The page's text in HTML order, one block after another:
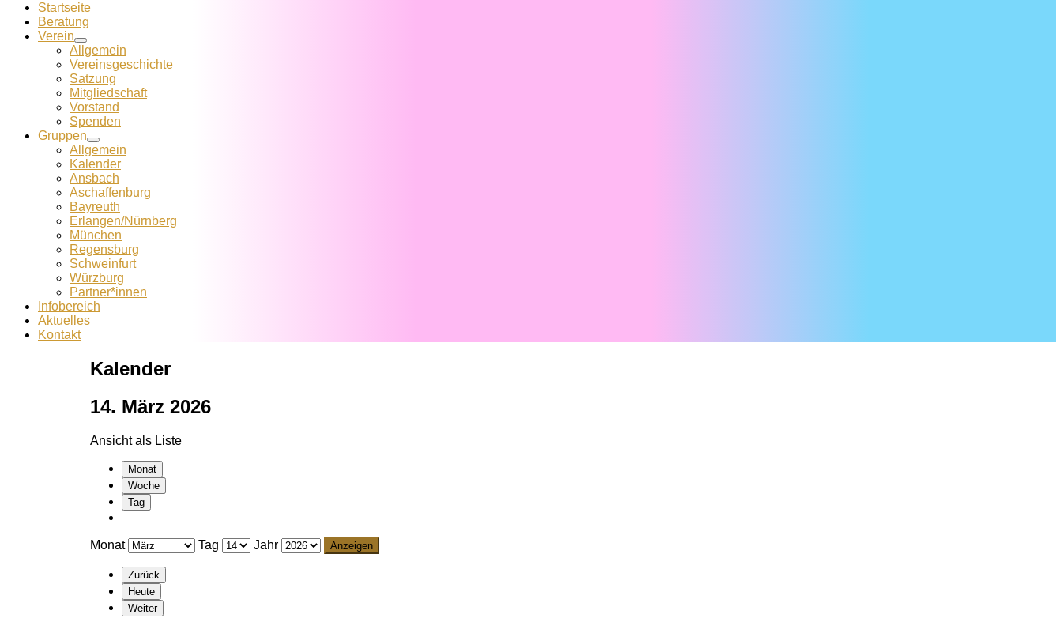
Startseite
Beratung
Verein
Allgemein
Vereins­geschichte
Satzung
Mitglied­schaft
Vorstand
Spenden
Gruppen
Allgemein
Kalender
Ansbach
Aschaffenburg
Bayreuth
Erlangen/Nürnberg
München
Regensburg
Schweinfurt
Würzburg
Partner*innen
Infobereich
Aktuelles
Kontakt
Kalender
14. März 2026
Ansicht als Liste
Monat
Woche
Tag
Monat Tag Jahr
Zurück
Heute
Weiter